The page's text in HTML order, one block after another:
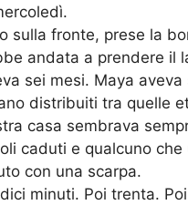
sulla fronte, prese la
andata a prendere il
sei mesi. Maya aveva
distribuiti tra quelle
casa sembrava
caduti e qualcuno che
con una scarpa.
minuti. Poi trenta. Poi